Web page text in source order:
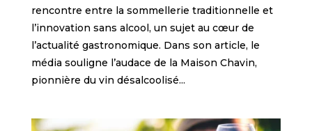
rencontre entre la sommellerie traditionnelle et
l’innovation sans alcool, un sujet au cœur de
l’actualité gastronomique. Dans son article, le
média souligne l’audace de la Maison Chavin,
pionnière du vin désalcoolisé...